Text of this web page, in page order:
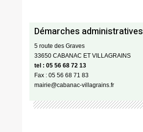
Démarches administratives
5 route des Graves
33650 CABANAC ET VILLAGRAINS
tel : 05 56 68 72 13
Fax : 05 56 68 71 83
mairie@cabanac-villagrains.fr